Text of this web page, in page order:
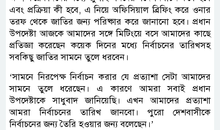
এবং প্রক্রিয়া কী হবে, এ নিয়ে অফিসিয়াল ব্রিফিং করে ওনার
তরফ থেকে জাতির জন্য পরিষ্কার করে জানানো হবে। প্রধান
উপদেষ্টা আজকে আমাদের সঙ্গে মিটিংয়ে বসে আমাদের কাছে
প্রতিজ্ঞা করেছেন কয়েক দিনের মধ্যে নির্বাচনের তারিখসহ
সবকিছু জাতির সামনে তুলে ধরবেন।
‘সামনে নিরপেক্ষ নির্বাচন করার যে প্রত্যাশা সেটা আমাদের
সামনে তুলে ধরেছেন। এ কারণে আমরা সবাই প্রধান
উপদেষ্টাকে সাধুবাদ জানিয়েছি। এখন আমাদের প্রত্যাশা
আমরা নির্বাচনের তারিখ জানবো। পুরো দেশবাসীকে
নির্বাচনের জন্য তৈরি হওয়ার জন্য বলেছেন।’